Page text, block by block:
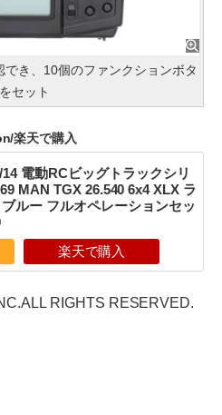
き、10個のファンクションボタ
セット
楽天で購入
電動RCビッグトラックシリ
MAN TGX 26.540 6x4 XLX ラ
ルー フルオペレーションセッ
楽天で購入
RIGHTS RESERVED.